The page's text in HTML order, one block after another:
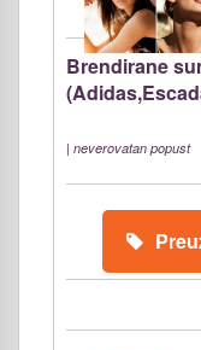
Brendirane
| neverovatan popust